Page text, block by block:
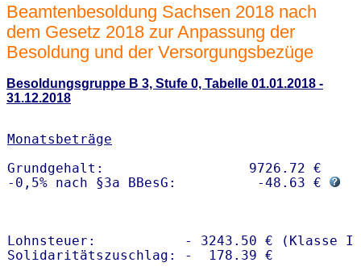
Beamtenbesoldung Sachsen 2018 nach
dem Gesetz 2018 zur Anpassung der
Besoldung und der Versorgungsbezüge
Besoldungsgruppe B 3, Stufe 0, Tabelle 01.01.2018 -
31.12.2018
Monatsbeträge
Grundgehalt:                  9726.72 €
-0,5% nach §3a BBesG:          -48.63 €
Lohnsteuer:           - 3243.50 € (Klasse I)
Solidaritätszuschlag: -  178.39 €